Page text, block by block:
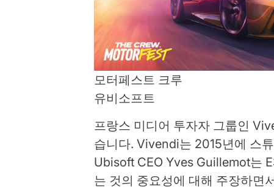
모터페스트 크루
유비소프트
프랑스 미디어 투자자 그룹인
습니다. Vivendi는 2015년에 스
Ubisoft CEO Yves Guillemot는
는 것의 중요성에 대해 주장하면